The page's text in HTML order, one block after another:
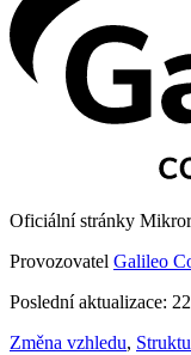
Oficiální stránky
Provozovatel Galileo
Poslední aktualizace:
Změna vzhledu,